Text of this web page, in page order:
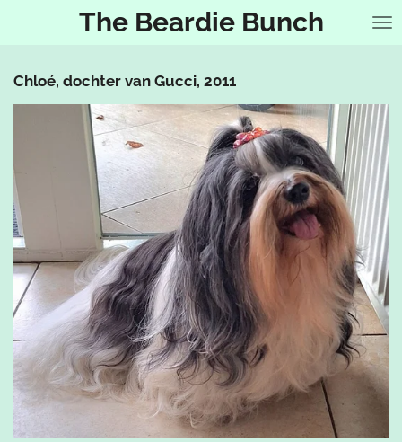
de
The Beardie Bunch
Chloé, dochter van Gucci, 2011